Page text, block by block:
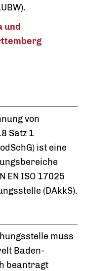
und
von
Satz 1
ist eine
EN ISO 17025
(DAkkS).
muss
Baden-
beantragt